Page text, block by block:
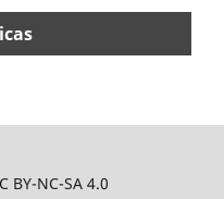
BY-NC-SA 4.0